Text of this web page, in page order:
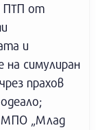
ПТП от
и
симулиран
прахов
МПО „Млад